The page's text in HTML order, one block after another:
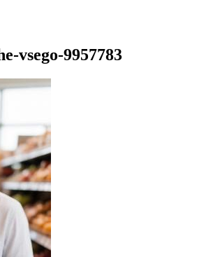
vsego-9957783